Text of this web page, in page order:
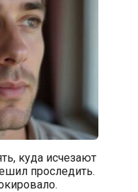
куда исчезают
проследить.